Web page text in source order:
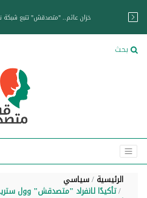
خزان عائم.. "متصدقش" تتبع شبكة
بحث
الرئيسية سياسي
تأكيدًا لانفراد "متصدقش" وول